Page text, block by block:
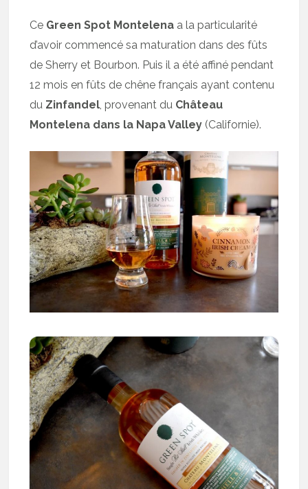
Ce Green Spot Montelena a la particularité
d’avoir commencé sa maturation dans des fûts
de Sherry et Bourbon. Puis il a été affiné pendant
12 mois en fûts de chêne français ayant contenu
du Zinfandel , provenant du Château
Montelena dans la Napa Valley (Californie).